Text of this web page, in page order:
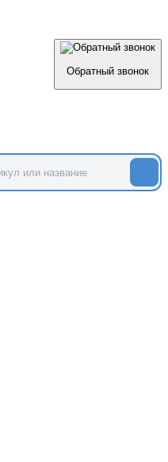
Обратный звонок